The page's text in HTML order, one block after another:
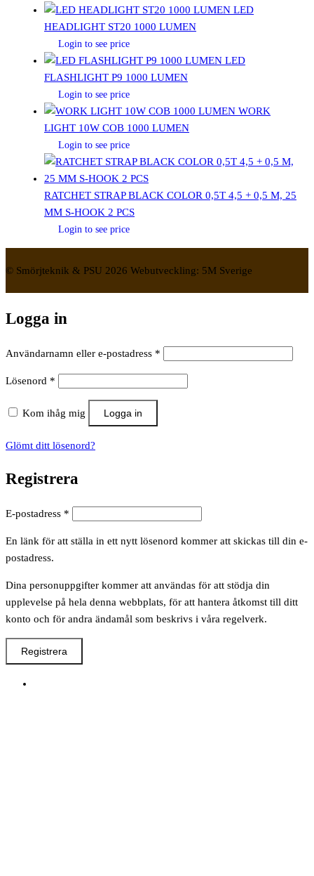
LED
HEADLIGHT ST20 1000 LUMEN
Login to see price
LED
FLASHLIGHT P9 1000 LUMEN
Login to see price
WORK
LIGHT 10W COB 1000 LUMEN
Login to see price
RATCHET STRAP BLACK COLOR 0,5T 4,5 + 0,5 M, 25
MM S-HOOK 2 PCS
Login to see price
© Smörjteknik & PSU 2026 Webutveckling: 5M Sverige
Logga in
Användarnamn eller e-postadress *
Lösenord *
Kom ihåg mig Logga in
Glömt ditt lösenord?
Registrera
E-postadress *
En länk för att ställa in ett nytt lösenord kommer att skickas till din e-
postadress.
Dina personuppgifter kommer att användas för att stödja din
upplevelse på hela denna webbplats, för att hantera åtkomst till ditt
konto och för andra ändamål som beskrivs i våra regelverk.
Registrera